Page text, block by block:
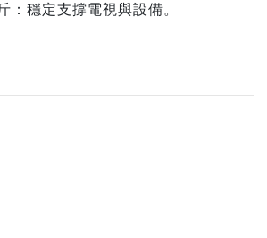
：穩定支撐電視與設備。